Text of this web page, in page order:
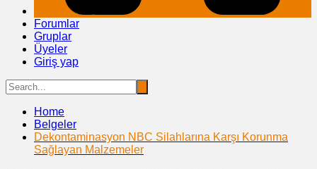
Forumlar
Gruplar
Üyeler
Giriş yap
Home
Belgeler
Dekontaminasyon NBC Silahlarına Karşı Korunma
Sağlayan Malzemeler